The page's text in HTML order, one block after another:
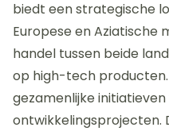
biedt een strategische
Europese en Aziatische
handel tussen beide
op high-tech producten.
gezamenlijke
ontwikkelingsprojecten.